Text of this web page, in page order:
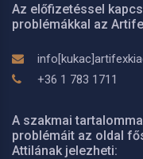
Az előfizetéssel
problémákkal az
+36 1 783 1711
A szakmai
problémáit az oldal
Attilának jelezheti: